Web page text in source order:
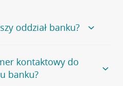
oddział banku?
banku, zapraszamy na
, na której znajduje się
kontaktowy do
banku?